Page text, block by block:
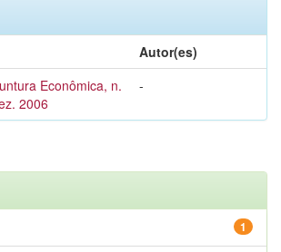
Autor(es)
Econômica, n.
2006
-
1